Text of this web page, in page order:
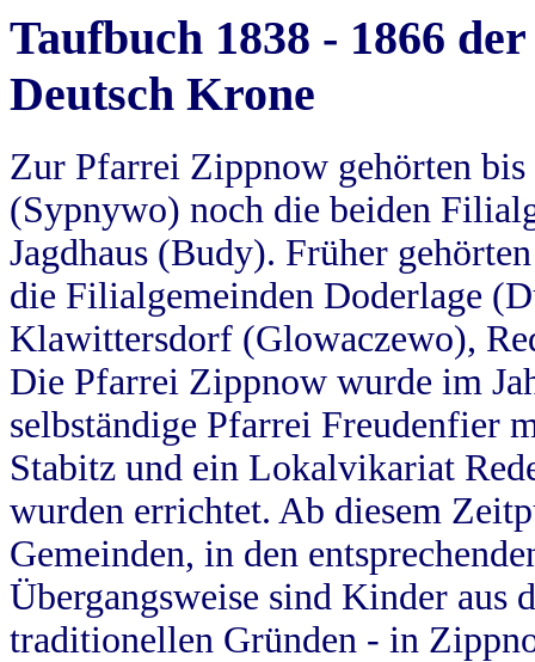
Taufbuch 1838 - 1866
Deutsch Krone
Zur Pfarrei Zippnow gehörten
(Sypnywo) noch die beiden
Jagdhaus (Budy). Früher
die Filialgemeinden Doderlage
Klawittersdorf (Glowaczewo),
Die Pfarrei Zippnow wurde im
selbständige Pfarrei Freudenfier
Stabitz und ein Lokalvikariat
wurden errichtet. Ab diesem
Gemeinden, in den
Übergangsweise sind Kinder aus
traditionellen Gründen - in